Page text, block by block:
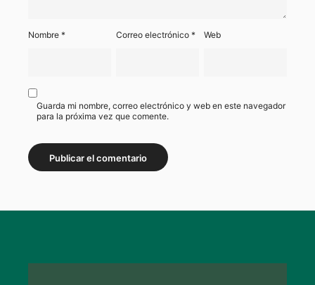
Nombre * Correo electrónico* Web
Guarda mi nombre, correo electrónico y web en este navegador
para la próxima vez que comente.